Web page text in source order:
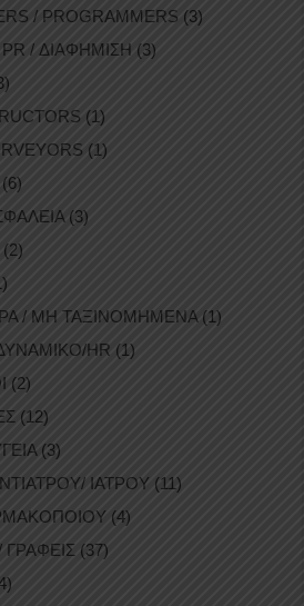
/ PROGRAMMERS (3)
PR / ΔΙΑΦΗΜΙΣΗ (3)
(1)
(1)
(6)
(3)
(2)
/ ΜΗ ΤΑΞΙΝΟΜΗΜΕΝΑ (1)
HR (1)
(2)
(12)
(3)
ΙΑΤΡΟΥ (11)
(4)
ΓΡΑΦΕΙΣ (37)